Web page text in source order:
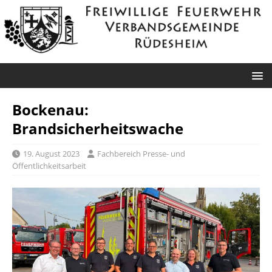
Bockenau:
Brandsicherheitswache
19. August 2023
Fachbereich Presse- und
Öffentlichkeitsarbeit